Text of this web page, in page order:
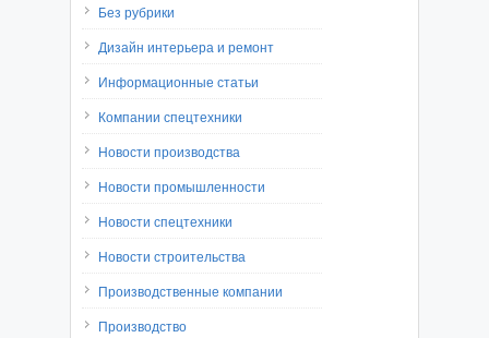
Без рубрики
Дизайн интерьера и ремонт
Информационные статьи
Компании спецтехники
Новости производства
Новости промышленности
Новости спецтехники
Новости строительства
Производственные компании
Производство